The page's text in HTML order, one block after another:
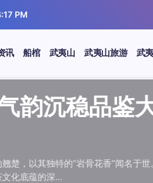
PM
讯 船棺 武夷山 武夷山旅游 武
慢时光细品肉
寻一处静谧，煮一壶岩茶，让时光
隙中而得名，其独…
气韵沉稳品鉴
的翘楚，以其独特的“岩骨花香”闻名
茶文化底蕴的深…
底蕴绵长品鉴
中的经典品种，以其汤水顺滑、底
一段悠长的岁月，…
久久不散品鉴
花香”之誉，而肉桂更是其中翘楚。其
香久久不散，令…
各不同三款经
瑰宝，以其独特的“岩韵”闻名于世。
矿物精华后形成…
叶底全面品鉴
与赏叶底是关键环节。肉桂、水仙
折射出工艺与山场…
慢时光细品肉
寻一处静谧，煮一壶岩茶，让时光
隙中而得名，其独…
韵沉稳品鉴
楚，以其独特的“岩骨花香”闻名于
文化底蕴的深…
蕴绵长品鉴武
典品种，以其汤水顺滑、底蕴绵长而
长的岁月，…
久不散品鉴武
，而肉桂更是其中翘楚。其名源于香
不散，令…
不同三款经典
其独特的“岩韵”闻名于世。所谓岩韵
华后形成…
底全面品鉴肉
底是关键环节。肉桂、水仙、大红袍
工艺与山场…
时光细品肉桂
静谧，煮一壶岩茶，让时光慢下来。
得名，其独…
韵沉稳品鉴大
以其独特的“岩骨花香”闻名于世。品
底蕴的深…
蕴绵长品鉴武
典品种，以其汤水顺滑、底蕴绵长而
长的岁月，…
久不散品鉴武
，而肉桂更是其中翘楚。其名源于香
不散，令…
不同三款经典
其独特的“岩韵”闻名于世。所谓岩韵
华后形成…
底全面品鉴肉
底是关键环节。肉桂、水仙、大红袍
工艺与山场…